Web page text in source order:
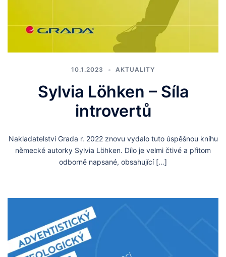
10.1.2023 AKTUALITY
Sylvia Löhken – Síla
introvertů
Nakladatelství Grada r. 2022 znovu vydalo tuto úspěšnou knihu
německé autorky Sylvia Löhken. Dílo je velmi čtivé a přitom
odborně napsané, obsahující […]